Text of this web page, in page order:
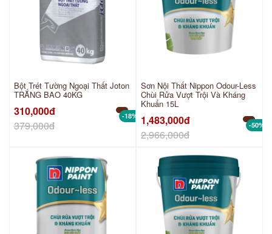
Bột Trét Tường Ngoại Thất Joton
TRẮNG BAO 40KG
310,000đ
379,000đ
-18%
Sơn Nội Thất Nippon Odour-Less
Chùi Rửa Vượt Trội Và Kháng
Khuẩn 15L
1,483,000đ
2,966,000đ
-50%